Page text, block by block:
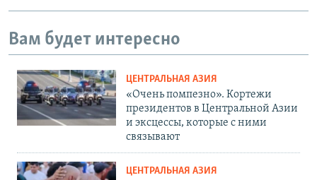
Вам будет интересно
ЦЕНТРАЛЬНАЯ АЗИЯ
«Очень помпезно». Кортежи
президентов в Центральной Азии
и эксцессы, которые с ними
связывают
ЦЕНТРАЛЬНАЯ АЗИЯ